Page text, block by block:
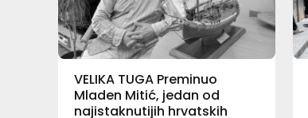
VELIKA TUGA Preminuo
Mladen Mitić, jedan od
najistaknutijih hrvatskih